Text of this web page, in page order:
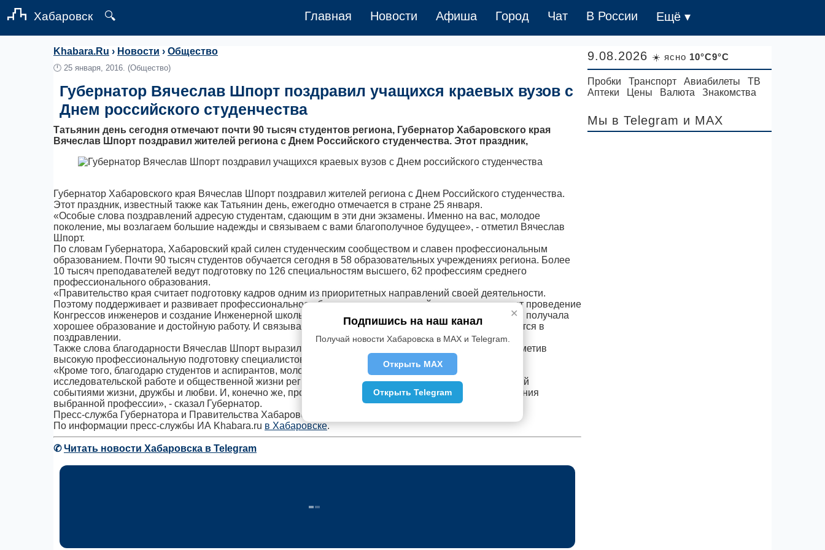
Хабаровск 🔍 Главная Новости Афиша Город Чат В России Ещё ▾
Khabara.Ru › Новости › Общество
🕛 25 января, 2016. (Общество)
Губернатор Вячеслав Шпорт поздравил учащихся краевых вузов с
Днем российского студенчества
Татьянин день сегодня отмечают почти 90 тысяч студентов региона, Губернатор Хабаровского края
Вячеслав Шпорт поздравил жителей региона с Днем Российского студенчества. Этот праздник,
Губернатор Хабаровского края Вячеслав Шпорт поздравил жителей региона с Днем Российского студенчества.
Этот праздник, известный также как Татьянин день, ежегодно отмечается в стране 25 января.
«Особые слова поздравлений адресую студентам, сдающим в эти дни экзамены. Именно на вас, молодое
поколение, мы возлагаем большие надежды и связываем с вами благополучное будущее», - отметил Вячеслав
Шпорт.
По словам Губернатора, Хабаровский край силен студенческим сообществом и славен профессиональным
образованием. Почти 90 тысяч студентов обучается сегодня в 58 образовательных учреждениях региона. Более
10 тысяч преподавателей ведут подготовку по 126 специальностям высшего, 62 профессиям среднего
профессионального образования.
«Правительство края считает подготовку кадров одним из приоритетных направлений своей деятельности.
Поэтому поддерживает и развивает профессиональное образование со школьной скамьи, инициирует проведение
Конгрессов инженеров и создание Инженерной школы. Прилагает все усилия, чтобы молодежь в крае получала
хорошее образование и достойную работу. И связывала свое будущее с Дальним Востоком», - говорится в
поздравлении.
Также слова благодарности Вячеслав Шпорт выразил профессорско-преподавательскому составу, отметив
высокую профессиональную подготовку специалистов по современным компетенциям.
«Кроме того, благодарю студентов и аспирантов, молодых ученых за активное участие в научно-
исследовательской работе и общественной жизни региона. Желаю всем студентам яркой, наполненной
событиями жизни, дружбы и любви. И, конечно же, прочных знаний и новых открытий на пути постижения
выбранной профессии», - сказал Губернатор.
Пресс-служба Губернатора и Правительства Хабаровского края
По информации пресс-службы ИА Khabara.ru в Хабаровске.
✆Читать новости Хабаровска в Telegram
✕
Подпишись на наш канал
Получай новости Хабаровска в MAX и Telegram.
Открыть MAX
Открыть Telegram
9.08.2026 ☀️ ясно 10°C9°C
Пробки Транспорт Авиабилеты
ТВ
Аптеки
Цены Валюта Знакомства
Мы в Telegram и MAX